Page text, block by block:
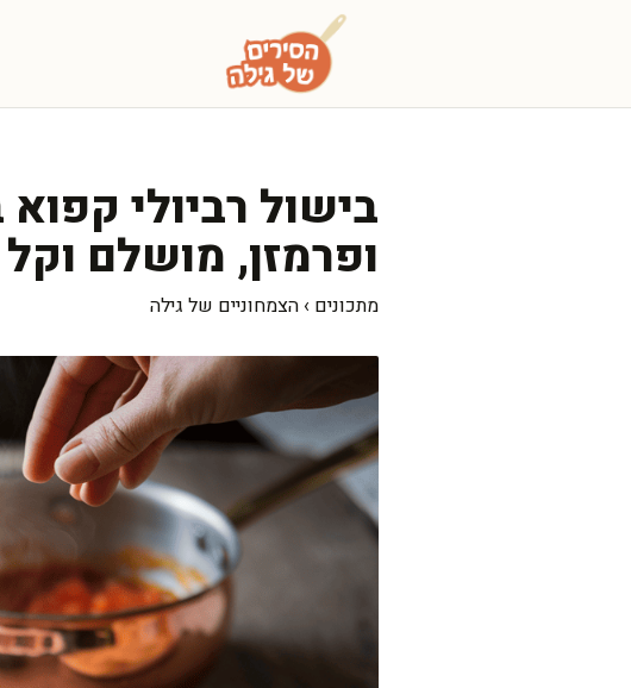
בישול רביולי
ופרמזן, מושלם
מתכונים › הצמחוניים של גילה